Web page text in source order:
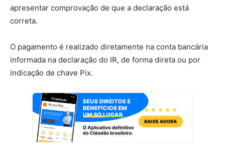
apresentar comprovação de que a declaração está
correta.
O pagamento é realizado diretamente na conta bancária
informada na declaração do IR, de forma direta ou por
indicação de chave Pix.